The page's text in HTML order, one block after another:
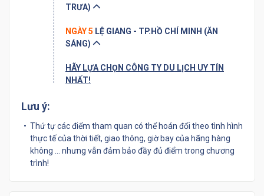
TRƯA)
NGÀY 5 LỆ GIANG - TP.HỒ CHÍ MINH (ĂN
SÁNG)
HÃY LỰA CHỌN CÔNG TY DU LỊCH UY TÍN
NHẤT!
Lưu ý:
Thứ tự các điểm tham quan có thể hoán đổi theo tình hình
thực tế của thời tiết, giao thông, giờ bay của hãng hàng
không … nhưng vẫn đảm bảo đầy đủ điểm trong chương
trình!